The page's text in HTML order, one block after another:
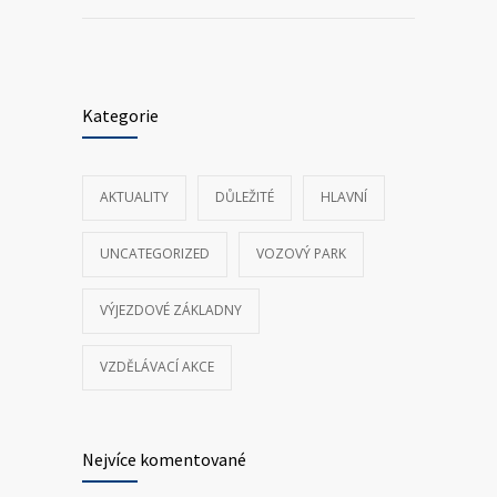
Kategorie
AKTUALITY DŮLEŽITÉ HLAVNÍ
UNCATEGORIZED VOZOVÝ PARK
VÝJEZDOVÉ ZÁKLADNY
VZDĚLÁVACÍ AKCE
Nejvíce komentované